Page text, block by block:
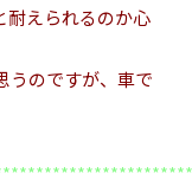
耐えられるのか心
うのですが、車で